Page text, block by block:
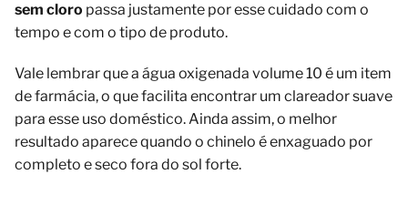
sem cloro passa justamente por esse cuidado com o
tempo e com o tipo de produto.
Vale lembrar que a água oxigenada volume 10 é um item
de farmácia, o que facilita encontrar um clareador suave
para esse uso doméstico. Ainda assim, o melhor
resultado aparece quando o chinelo é enxaguado por
completo e seco fora do sol forte.